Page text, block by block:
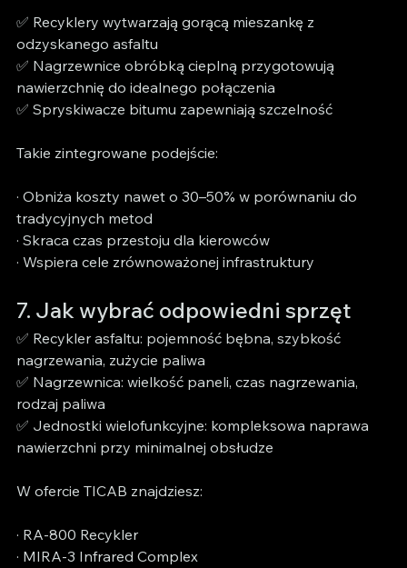
✅ Recyklery wytwarzają gorącą mieszankę z
odzyskanego asfaltu
✅ Nagrzewnice obróbką cieplną przygotowują
nawierzchnię do idealnego połączenia
✅ Spryskiwacze bitumu zapewniają szczelność
Takie zintegrowane podejście:
· Obniża koszty nawet o 30–50% w porównaniu do
tradycyjnych metod
· Skraca czas przestoju dla kierowców
· Wspiera cele zrównoważonej infrastruktury
7. Jak wybrać odpowiedni sprzęt
✅ Recykler asfaltu: pojemność bębna, szybkość
nagrzewania, zużycie paliwa
✅ Nagrzewnica: wielkość paneli, czas nagrzewania,
rodzaj paliwa
✅ Jednostki wielofunkcyjne: kompleksowa naprawa
nawierzchni przy minimalnej obsłudze
W ofercie TICAB znajdziesz:
· RA-800 Recykler
· MIRA-3 Infrared Complex